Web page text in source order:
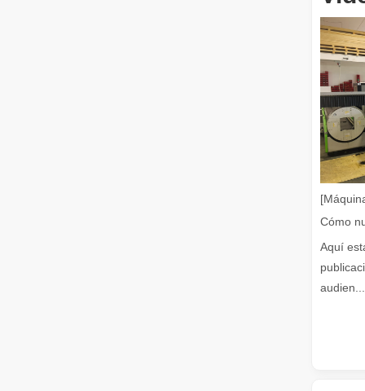
Guía 2026: Cómo las máquinas cortadoras de tubos
El corte por láser de tubos es una tecnología clave en
Aquí
audien...